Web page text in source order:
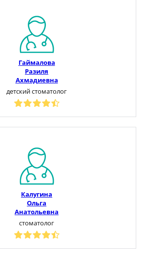
Гаймалова
Разиля
Ахмадиевна
детский стоматолог
Калугина
Ольга
Анатольевна
стоматолог